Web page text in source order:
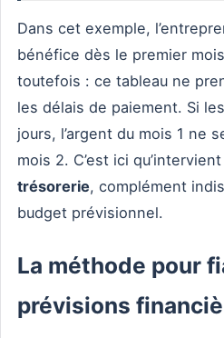
Dans cet exemple,
bénéfice dès le premier
toutefois : ce tableau ne
les délais de paiement. Si
jours, l’argent du mois 1 ne
mois 2. C’est ici
trésorerie, complément
budget prévisionnel.
La méthode pour
prévisions